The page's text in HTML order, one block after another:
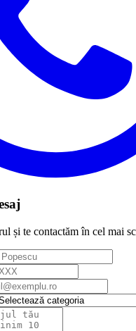
și te contactăm în cel mai